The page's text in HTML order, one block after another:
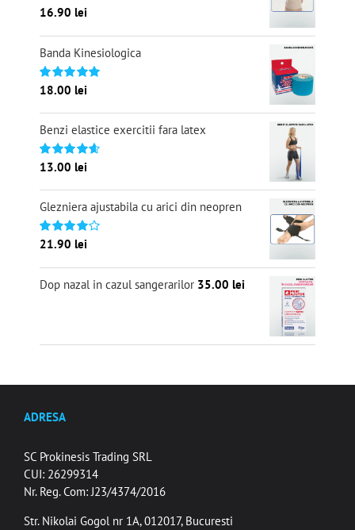
Evaluat
16.90 lei
Banda Kinesiologica
Evaluat
18.00 lei
Benzi elastice exercitii fara latex
Evaluat
13.00 lei
Glezniera ajustabila cu arici din neopren
Evaluat
5
21.90 lei
Dop nazal in cazul sangerarilor 35.00 lei
ADRESA
SC Prokinesis Trading SRL
CUI: 26299314
Nr. Reg. Com: J23/4374/2016
Str. Nikolai Gogol nr 1A, 012017, Bucuresti